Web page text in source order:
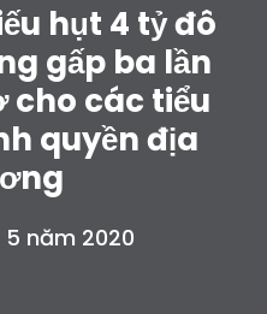
hụt 4 tỷ đô
gấp ba lần
cho các tiểu
quyền địa
5 năm 2020